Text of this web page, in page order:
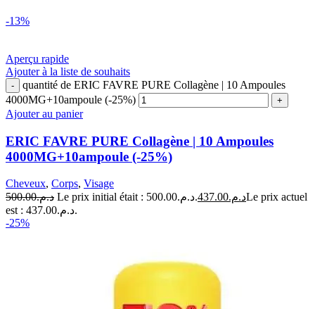
-13%
Aperçu rapide
Ajouter à la liste de souhaits
quantité de ERIC FAVRE PURE Collagène | 10 Ampoules
4000MG+10ampoule (-25%)
Ajouter au panier
ERIC FAVRE PURE Collagène | 10 Ampoules
4000MG+10ampoule (-25%)
Cheveux, Corps, Visage
د.م.500.00 Le prix initial était : د.م.500.00. د.م.437.00
Le prix actuel
est : د.م.437.00.
-25%